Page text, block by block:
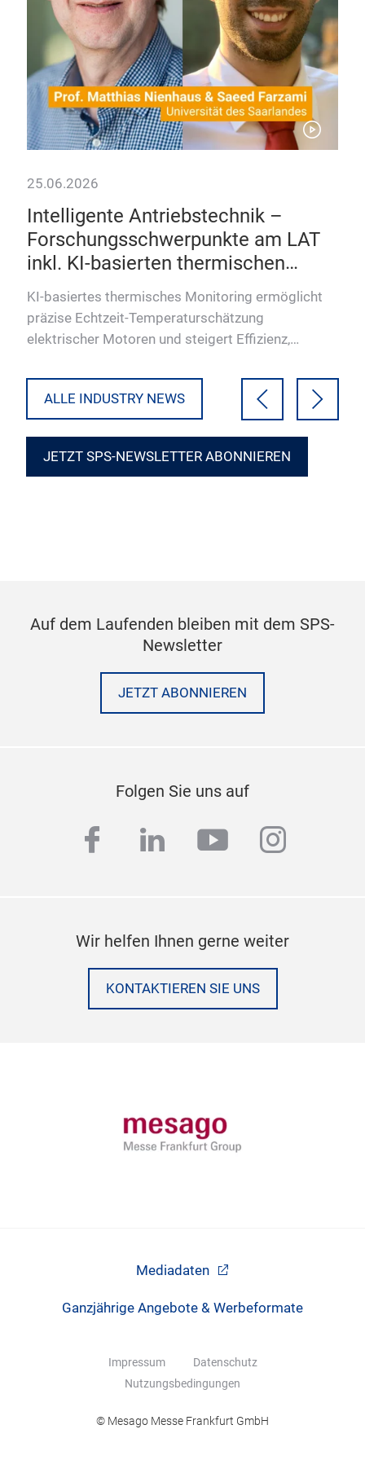
25.06.2026
Intelligente Antriebstechnik –
Forschungsschwerpunkte am LAT
inkl. KI-basierten thermischen
Monitorings
KI-basiertes thermisches Monitoring ermöglicht
präzise Echtzeit-Temperaturschätzung
elektrischer Motoren und steigert Effizienz,
ALLE INDUSTRY NEWS
JETZT SPS-NEWSLETTER ABONNIEREN
Auf dem Laufenden bleiben mit dem SPS-
Newsletter
JETZT ABONNIEREN
Folgen Sie uns auf
facebook
linkedinyoutube
Wir helfen Ihnen gerne weiter
KONTAKTIEREN SIE UNS
Mediadaten
Ganzjährige Angebote & Werbeformate
Impressum
Datenschutz
Nutzungsbedingungen
© Mesago Messe Frankfurt GmbH